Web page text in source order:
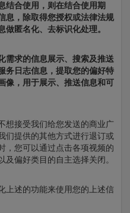
结合使用，则在结合使用期
息，除取得您授权或法律法规
匿名化、去标识化处理。
需求的信息展示、搜索及推送
务日志信息，提取您的偏好特
像，用于展示、推送信息和可
想接受我们给您发送的商业广
们提供的其他方式进行退订或
，您可以通过点击各项视频的
偏好类目的自主选择关闭。
上述的功能来使用您的上述信